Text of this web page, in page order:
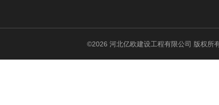
©2026 河北亿欧建设工程有限公司 版权